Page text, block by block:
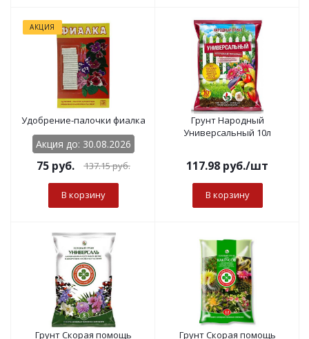
АКЦИЯ
Удобрение-палочки фиалка
Акция до: 30.08.2026
75руб. 137.15руб.
В корзину
Грунт Народный
Универсальный 10л
117.98 руб./шт
В корзину
Грунт Скорая помощь
Грунт Скорая помощь